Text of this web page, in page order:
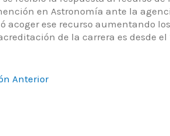
en Astronomía ante la
acoger ese recurso aumentando
de la carrera es desde el
Anterior